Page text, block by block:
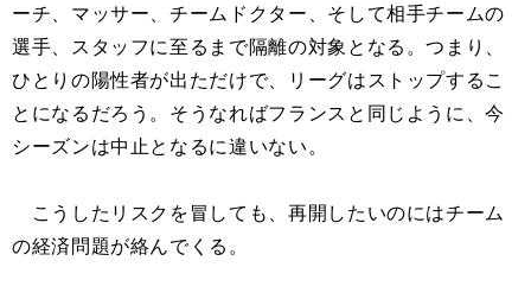
ーチ、マッサー、チームドクター、そして相手チームの
選手、スタッフに至るまで隔離の対象となる。つまり、
ひとりの陽性者が出ただけで、リーグはストップするこ
とになるだろう。そうなればフランスと同じように、今
シーズンは中止となるに違いない。
こうしたリスクを冒しても、再開したいのにはチーム
の経済問題が絡んでくる。